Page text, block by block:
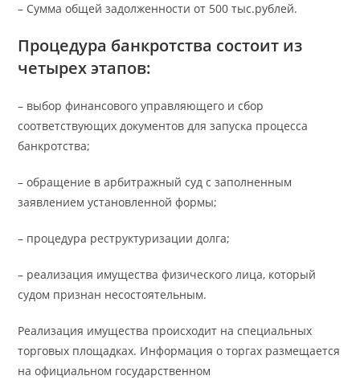
– Сумма общей задолженности от 500 тыс.рублей.
Процедура банкротства состоит из
четырех этапов:
– выбор финансового управляющего и сбор
соответствующих документов для запуска процесса
банкротства;
– обращение в арбитражный суд с заполненным
заявлением установленной формы;
– процедура реструктуризации долга;
– реализация имущества физического лица, который
судом признан несостоятельным.
Реализация имущества происходит на специальных
торговых площадках. Информация о торгах размещается
на официальном государственном